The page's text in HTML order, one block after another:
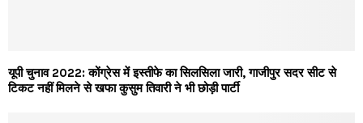
यूपी चुनाव 2022: कोंग्रेस में इस्तीफे का सिलसिला जारी, गाजीपुर सदर सीट से
टिकट नहीं मिलने से खफा कुसुम तिवारी ने भी छोड़ी पार्टी